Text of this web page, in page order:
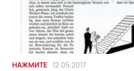
НАЖМИТЕ 12.05.2017